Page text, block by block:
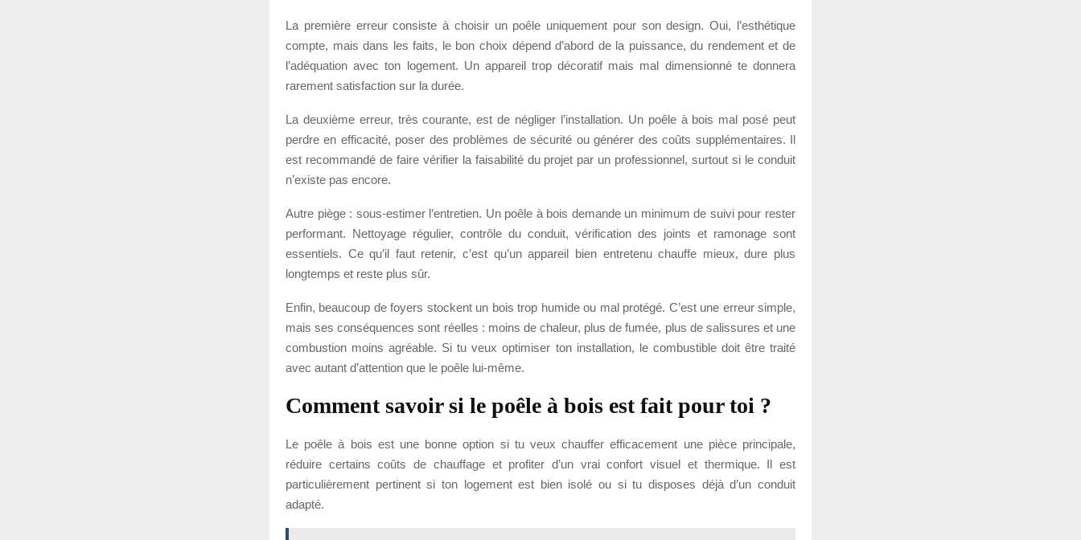
La première erreur consiste à choisir un poêle uniquement pour son design. Oui, l’esthétique
compte, mais dans les faits, le bon choix dépend d’abord de la puissance, du rendement et de
l’adéquation avec ton logement. Un appareil trop décoratif mais mal dimensionné te donnera
rarement satisfaction sur la durée.
La deuxième erreur, très courante, est de négliger l’installation. Un poêle à bois mal posé peut
perdre en efficacité, poser des problèmes de sécurité ou générer des coûts supplémentaires. Il
est recommandé de faire vérifier la faisabilité du projet par un professionnel, surtout si le conduit
n’existe pas encore.
Autre piège : sous-estimer l’entretien. Un poêle à bois demande un minimum de suivi pour rester
performant. Nettoyage régulier, contrôle du conduit, vérification des joints et ramonage sont
essentiels. Ce qu’il faut retenir, c’est qu’un appareil bien entretenu chauffe mieux, dure plus
longtemps et reste plus sûr.
Enfin, beaucoup de foyers stockent un bois trop humide ou mal protégé. C’est une erreur simple,
mais ses conséquences sont réelles : moins de chaleur, plus de fumée, plus de salissures et une
combustion moins agréable. Si tu veux optimiser ton installation, le combustible doit être traité
avec autant d’attention que le poêle lui-même.
Comment savoir si le poêle à bois est fait pour toi ?
Le poêle à bois est une bonne option si tu veux chauffer efficacement une pièce principale,
réduire certains coûts de chauffage et profiter d’un vrai confort visuel et thermique. Il est
particulièrement pertinent si ton logement est bien isolé ou si tu disposes déjà d’un conduit
adapté.